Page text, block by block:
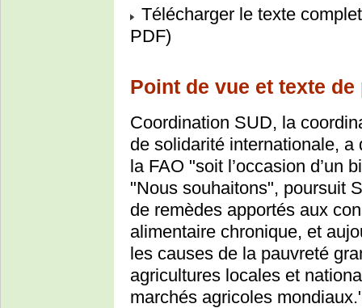
Télécharger le texte
PDF)
Point de vue et texte
Coordination SUD, la
de solidarité internationale,
la FAO "soit l’occasion d’un
"Nous souhaitons", poursuit
de remèdes apportés aux
alimentaire chronique, et
les causes de la pauvreté
agricultures locales et
marchés agricoles